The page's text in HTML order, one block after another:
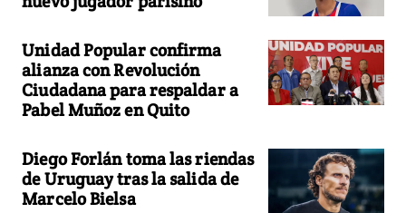
Unidad Popular confirma
alianza con Revolución
Ciudadana para respaldar a
Pabel Muñoz en Quito
Diego Forlán toma las riendas
de Uruguay tras la salida de
Marcelo Bielsa